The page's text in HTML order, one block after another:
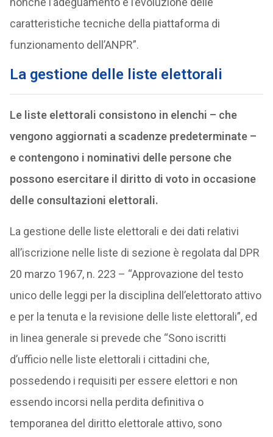
caratteristiche tecniche della piattaforma di
funzionamento dell’ANPR”.
La gestione delle liste elettorali
Le liste elettorali consistono in elenchi – che
vengono aggiornati a scadenze predeterminate –
e contengono i nominativi delle persone che
possono esercitare il diritto di voto in occasione
delle consultazioni elettorali.
La gestione delle liste elettorali e dei dati relativi
all’iscrizione nelle liste di sezione è regolata dal DPR
20 marzo 1967, n. 223 – “Approvazione del testo
unico delle leggi per la disciplina dell’elettorato attivo
e per la tenuta e la revisione delle liste elettorali”, ed
in linea generale si prevede che “Sono iscritti
d’ufficio nelle liste elettorali i cittadini che,
possedendo i requisiti per essere elettori e non
essendo incorsi nella perdita definitiva o
temporanea del diritto elettorale attivo, sono